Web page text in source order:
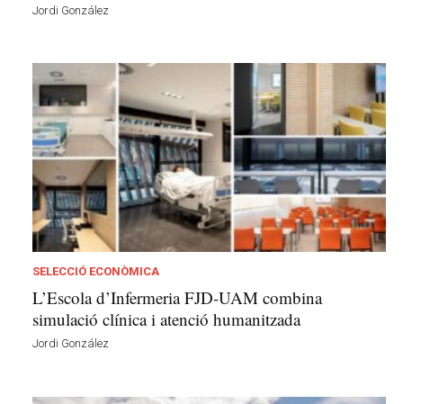
Jordi González
SELECCIÓ ECONÒMICA
L’Escola d’Infermeria FJD-UAM combina
simulació clínica i atenció humanitzada
Jordi González